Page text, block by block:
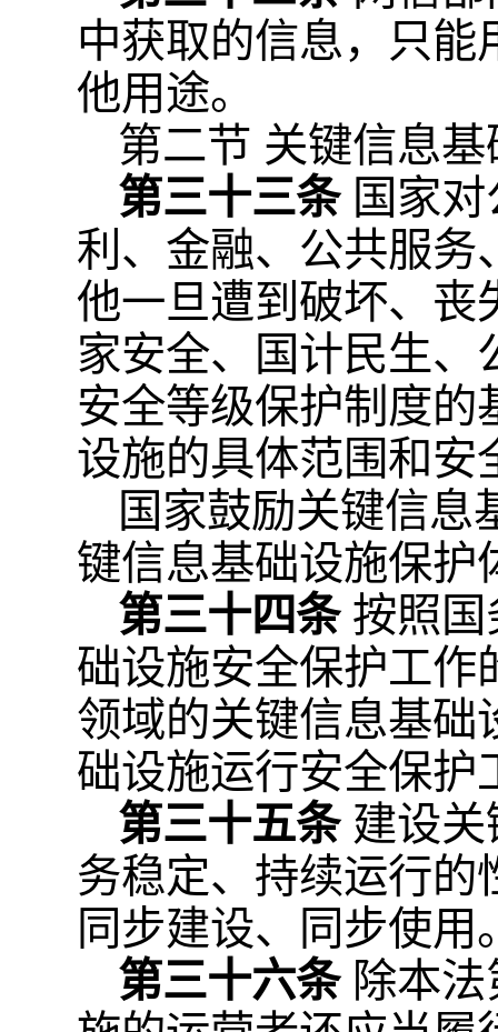
中获取的信息，只
他用途。
第二节 关键信息
第三十三条 国家
利、金融、公共服务
他一旦遭到破坏、丧
家安全、国计民生
安全等级保护制度的
设施的具体范围和安
国家鼓励关键信息
键信息基础设施保护
第三十四条 按照
础设施安全保护工作
领域的关键信息基础
础设施运行安全保护
第三十五条 建设
务稳定、持续运行的
同步建设、同步使用
第三十六条 除本